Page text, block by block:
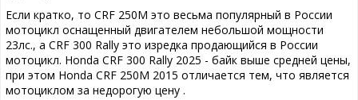
Если кратко, то CRF 250M это весьма популярный в России
мотоцикл оснащенный двигателем небольшой мощности
23лс., а CRF 300 Rally это изредка продающийся в России
мотоцикл. Honda CRF 300 Rally 2025 - байк выше средней цены,
при этом Honda CRF 250M 2015 отличается тем, что является
мотоциклом за недорогую цену .